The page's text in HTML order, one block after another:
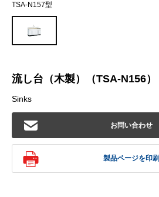
TSA-N157型
流し台（木製）（TSA-N156）
Sinks
お問い合わせ
製品ページを印刷